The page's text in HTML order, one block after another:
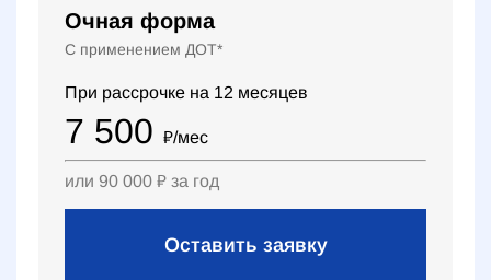
Очная форма
С применением ДОТ*
При рассрочке на 12 месяцев
7 500 ₽/мес
или 90 000 ₽ за год
Оставить заявку